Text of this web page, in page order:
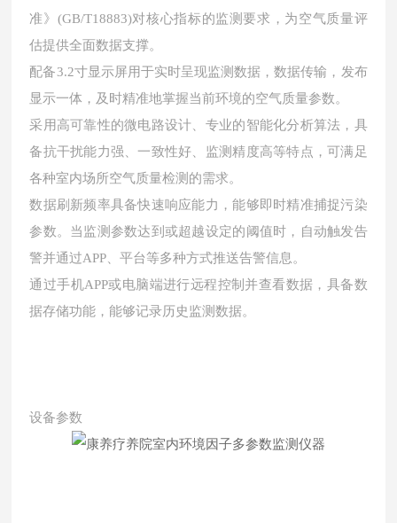
准》(GB/T18883)对核心指标的监测要求，为空气质量评
估提供全面数据支撑。
配备3.2寸显示屏用于实时呈现监测数据，数据传输，发布
显示一体，及时精准地掌握当前环境的空气质量参数。
采用高可靠性的微电路设计、专业的智能化分析算法，具
备抗干扰能力强、一致性好、监测精度高等特点，可满足
各种室内场所空气质量检测的需求。
数据刷新频率具备快速响应能力，能够即时精准捕捉污染
参数。当监测参数达到或超越设定的阈值时，自动触发告
警并通过APP、平台等多种方式推送告警信息。
通过手机APP或电脑端进行远程控制并查看数据，具备数
据存储功能，能够记录历史监测数据。
设备参数